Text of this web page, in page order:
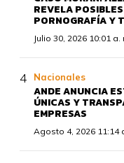
REVELA
PORNOGRAFÍA Y
Julio 30, 2026 10:01 a.
Nacionales
ANDE ANUNCIA
ÚNICAS Y
EMPRESAS
Agosto 4, 2026 11:14